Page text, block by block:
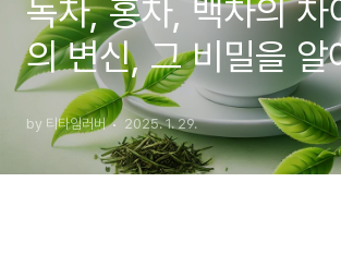
녹차, 홍차, 백차의 차
의 변신, 그 비밀을 알
by 티타임러버 2025. 1. 29.